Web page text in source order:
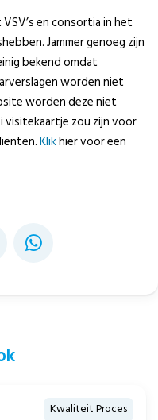
en consortia in het
Jammer genoeg zijn
bekend omdat
worden niet
worden deze niet
zou zijn voor
Klikhier voor een
Kwaliteit Proces